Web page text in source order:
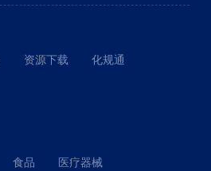
资源下载
化规通
食品
医疗器械